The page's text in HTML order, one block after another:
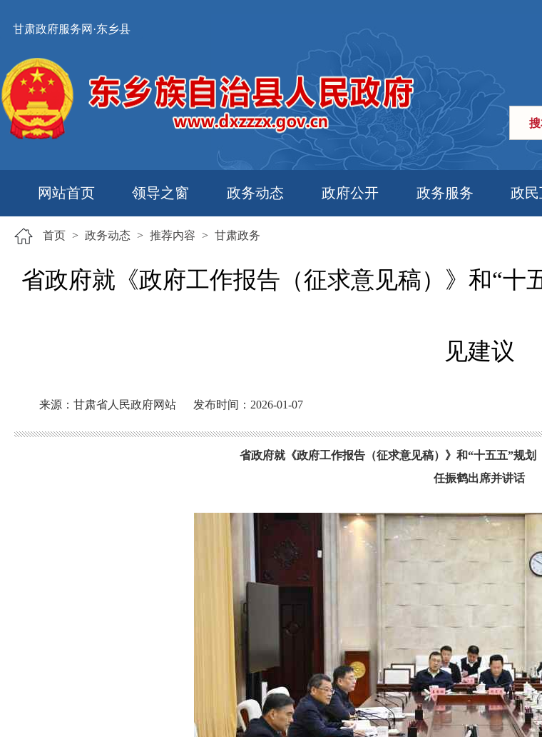
甘肃政府服务网·东乡县
网站首页 领导之窗 政务动态 政府公开 政务服务 政
首页 > 政务动态 > 推荐内容 > 甘肃政务
省政府就《政府工作报告（征求意见稿）》和“十
见建议
来源：甘肃省人民政府网站 发布时间：2026-01-07
省政府就《政府工作报告（征求意见稿）》和“十五五”规划
任振鹤出席并讲话